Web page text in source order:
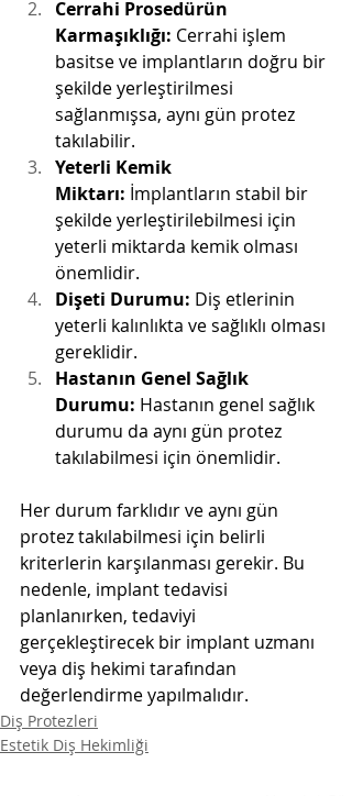
Cerrahi Prosedürün
Karmaşıklığı: Cerrahi işlem
basitse ve implantların doğru bir
şekilde yerleştirilmesi
sağlanmışsa, aynı gün protez
takılabilir.
Yeterli Kemik
Miktarı: İmplantların stabil bir
şekilde yerleştirilebilmesi için
yeterli miktarda kemik olması
önemlidir.
Dişeti Durumu: Diş etlerinin
yeterli kalınlıkta ve sağlıklı olması
gereklidir.
Hastanın Genel Sağlık
Durumu: Hastanın genel sağlık
durumu da aynı gün protez
takılabilmesi için önemlidir.
Her durum farklıdır ve aynı gün
protez takılabilmesi için belirli
kriterlerin karşılanması gerekir. Bu
nedenle, implant tedavisi
planlanırken, tedaviyi
gerçekleştirecek bir implant uzmanı
veya diş hekimi tarafından
değerlendirme yapılmalıdır.
Diş Protezleri
Estetik Diş Hekimliği